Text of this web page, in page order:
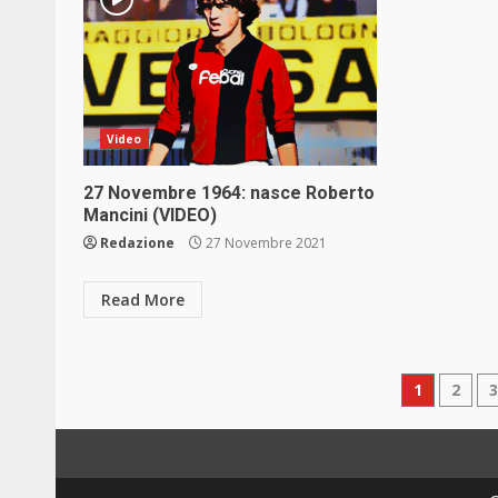
Video
27 Novembre 1964: nasce Roberto
Mancini (VIDEO)
Redazione 27 Novembre 2021
Read More
degli
1 2 3